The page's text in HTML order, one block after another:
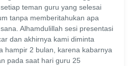
teman guru yang selesai
tanpa memberitahukan apa
Alhamdulillah sesi presentasi
dan akhirnya kami diminta
hampir 2 bulan, karena kabarnya
pada saat hari guru 25